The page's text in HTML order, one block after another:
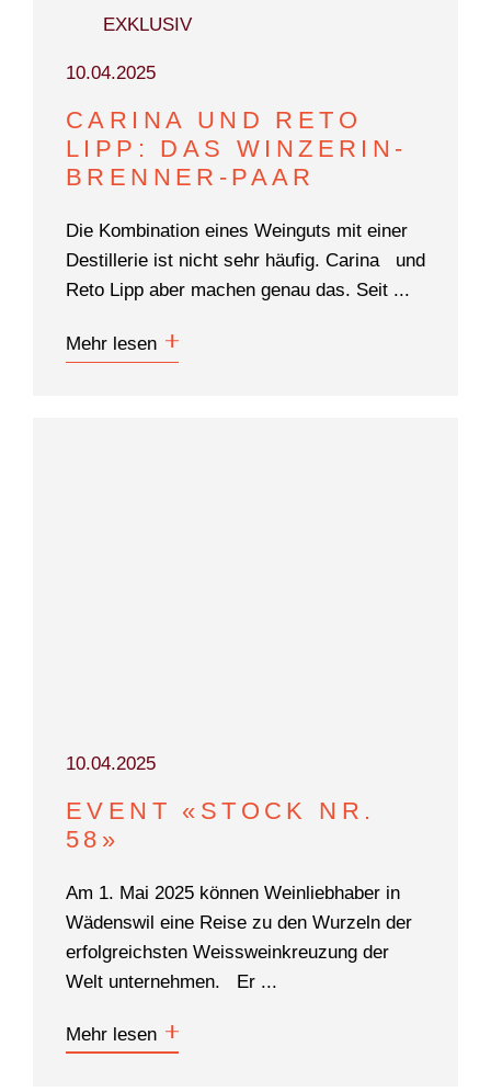
EXKLUSIV
10.04.2025
CARINA UND RETO
LIPP: DAS WINZERIN-
BRENNER-PAAR
Die Kombination eines Weinguts mit einer
Destillerie ist nicht sehr häufig. Carina und
Reto Lipp aber machen genau das. Seit ...
Mehr lesen
10.04.2025
EVENT «STOCK NR.
58»
Am 1. Mai 2025 können Weinliebhaber in
Wädenswil eine Reise zu den Wurzeln der
erfolgreichsten Weissweinkreuzung der
Welt unternehmen. Er ...
Mehr lesen